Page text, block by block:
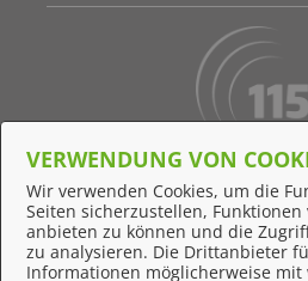
Behördennummer 115
Online-Support
VERWENDUNG VON
Wir verwenden Cookies, um die
Seiten sicherzustellen,
anbieten zu können und die
zu analysieren. Die Drittanbieter
Informationen möglicherweise mit